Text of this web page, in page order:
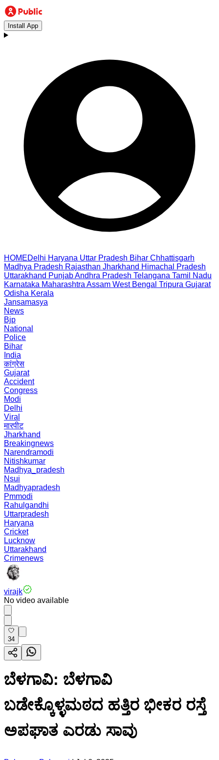
Install App
HOMEDelhi Haryana Uttar Pradesh Bihar Chhattisgarh
Madhya Pradesh Rajasthan Jharkhand Himachal Pradesh
Uttarakhand PunjabAndhra Pradesh Telangana Tamil Nadu
Karnataka Maharashtra Assam West Bengal Tripura Gujarat
Odisha Kerala
Jansamasya
News
Bjp
National
Police
Bihar
India
कांग्रेस
Gujarat
Accident
Congress
Modi
Delhi
Viral
मारपीट
Jharkhand
Breakingnews
Narendramodi
Nitishkumar
Madhya_pradesh
Nsui
Madhyapradesh
Pmmodi
Rahulgandhi
Uttarpradesh
Haryana
Cricket
Lucknow
Uttarakhand
Crimenews
virajk
No video available
34
ಬೆಳಗಾವಿ: ಬೆಳಗಾವಿ
ಬಡೇಕ್ಕೊಳ್ಳಮಠದ ಹತ್ತಿರ ಭೀಕರ ರಸ್ತೆ
ಅಪಘಾತ ಎರಡು ಸಾವು